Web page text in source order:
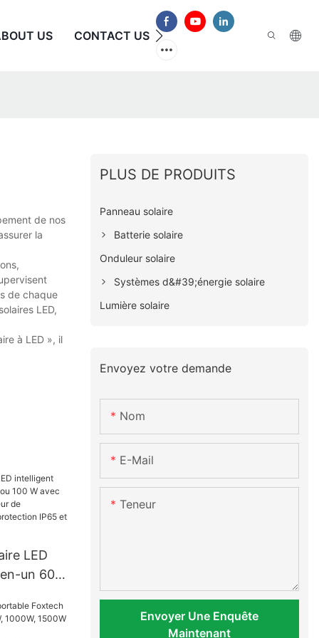
US CONTACT US FAQ
de nos
la
de chaque
LED,
à LED », il
LED
un 60
détecteur
PLUS DE PRODUITS
Panneau solaire
Batterie solaire
Onduleur solaire
Systèmes d&#39;énergie solaire
Lumière solaire
Envoyez votre demande
Nom
E-Mail
Teneur
Envoyer Une Enquête
Maintenant